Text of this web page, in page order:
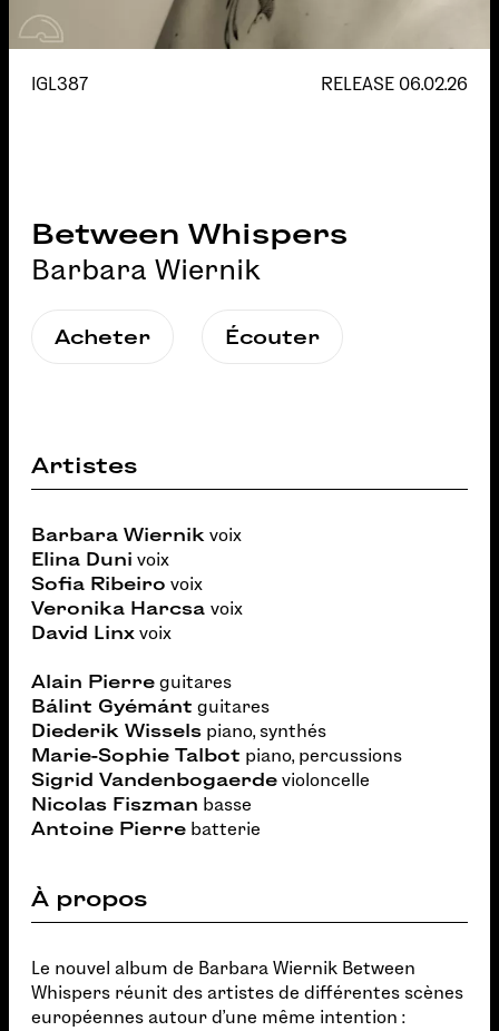
IGL387 RELEASE 06.02.26
Between Whispers
Barbara Wiernik
Acheter Écouter
Artistes
Barbara Wiernik voix
Elina Duni voix
Sofia Ribeiro voix
Veronika Harcsa voix
David Linx voix
Alain Pierre guitares
Bálint Gyémánt guitares
Diederik Wissels piano, synthés
Marie-Sophie Talbot piano, percussions
Sigrid Vandenbogaerde violoncelle
Nicolas Fiszman basse
Antoine Pierre batterie
À propos
Le nouvel album de Barbara Wiernik Between
Whispers réunit des artistes de différentes scènes
européennes autour d’une même intention :